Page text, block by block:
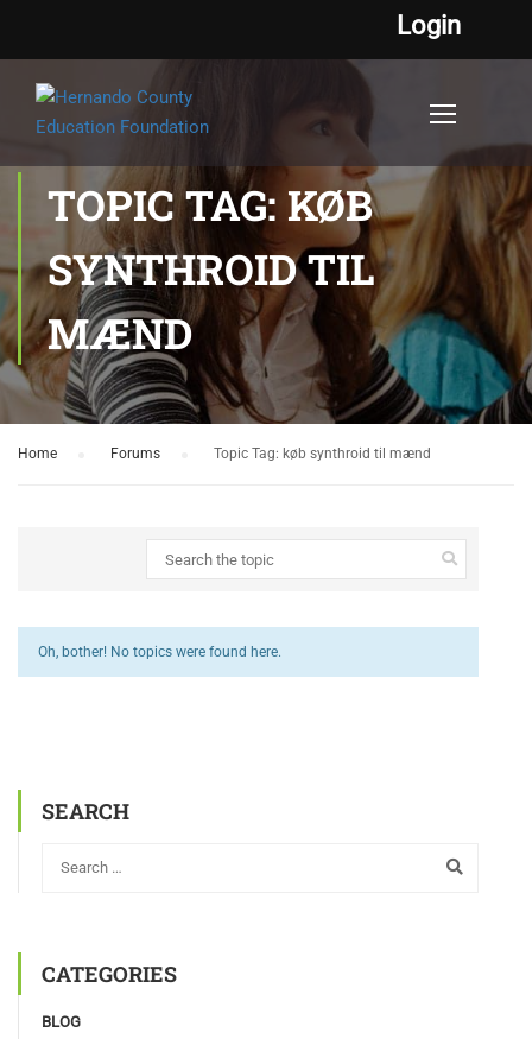
Login
TOPIC TAG: KØB
SYNTHROID TIL
MÆND
Home Forums Topic Tag: køb synthroid til mænd
Oh, bother! No topics were found here.
SEARCH
CATEGORIES
BLOG